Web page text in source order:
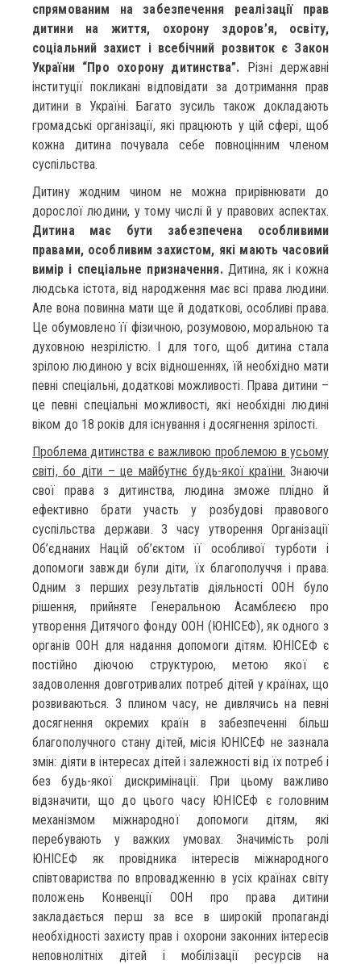
спрямованим на забезпечення реалізації прав
дитини на життя, охорону здоров’я, освіту,
соціальний захист і всебічний розвиток є Закон
України “Про охорону дитинства”. Різні державні
інституції покликані відповідати за дотримання прав
дитини в Україні. Багато зусиль також докладають
громадські організації, які працюють у цій сфері, щоб
кожна дитина почувала себе повноцінним членом
суспільства.
Дитину жодним чином не можна прирівнювати до
дорослої людини, у тому числі й у правових аспектах.
Дитина має бути забезпечена особливими
правами, особливим захистом, які мають часовий
вимір і спеціальне призначення.Дитина, як і кожна
людська істота, від народження має всі права людини.
Але вона повинна мати ще й додаткові, особливі права.
Це обумовлено її фізичною, розумовою, моральною та
духовною незрілістю. І для того, щоб дитина стала
зрілою людиною у всіх відношеннях, їй необхідно мати
певні спеціальні, додаткові можливості. Права дитини –
це певні спеціальні можливості, які необхідні людині
віком до 18 років для існування і досягнення зрілості.
Проблема дитинства є важливою проблемою в усьому
світі, бо діти – це майбутнє будь-якої країни. Знаючи
свої права з дитинства, людина зможе плідно й
ефективно брати участь у розбудові правового
суспільства держави. З часу утворення Організації
Об’єднаних Націй об’єктом її особливої турботи і
допомоги завжди були діти, їх благополуччя і права.
Одним з перших результатів діяльності ООН було
рішення, прийняте Генеральною Асамблеєю про
утворення Дитячого фонду ООН (ЮНІСЕФ), як одного з
органів ООН для надання допомоги дітям. ЮНІСЕФ є
постійно діючою структурою, метою якої є
задоволення довготривалих потреб дітей у країнах, що
розвиваються. З плином часу, не дивлячись на певні
досягнення окремих країн в забезпеченні більш
благополучного стану дітей, місія ЮНІСЕФ не зазнала
змін: діяти в інтересах дітей і залежності від їх потреб і
без будь-якої дискримінації. При цьому важливо
відзначити, що до цього часу ЮНІСЕФ є головним
механізмом міжнародної допомоги дітям, які
перебувають у важких умовах. Значимість ролі
ЮНІСЕФ як провідника інтересів міжнародного
співтовариства по впровадженню в усіх країнах світу
положень Конвенції ООН про права дитини
закладається перш за все в широкій пропаганді
необхідності захисту прав і охорони законних інтересів
неповнолітніх дітей і мобілізації ресурсів на